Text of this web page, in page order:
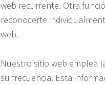
web recurrente. Otra
reconocerte
web.
Nuestro sitio web emplea
su frecuencia. Esta